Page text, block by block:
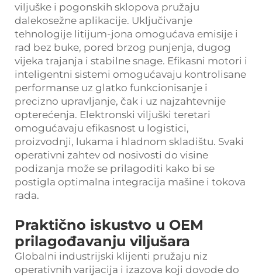
viljuške i pogonskih sklopova pružaju
dalekosežne aplikacije. Uključivanje
tehnologije litijum-jona omogućava emisije i
rad bez buke, pored brzog punjenja, dugog
vijeka trajanja i stabilne snage. Efikasni motori i
inteligentni sistemi omogućavaju kontrolisane
performanse uz glatko funkcionisanje i
precizno upravljanje, čak i uz najzahtevnije
opterećenja. Elektronski viljuški teretari
omogućavaju efikasnost u logistici,
proizvodnji, lukama i hladnom skladištu. Svaki
operativni zahtev od nosivosti do visine
podizanja može se prilagoditi kako bi se
postigla optimalna integracija mašine i tokova
rada.
Praktično iskustvo u OEM
prilagođavanju viljušara
Globalni industrijski klijenti pružaju niz
operativnih varijacija i izazova koji dovode do